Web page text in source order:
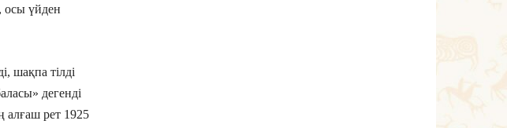
осы үйден
шақпа тілді
дегенді
алғаш рет 1925